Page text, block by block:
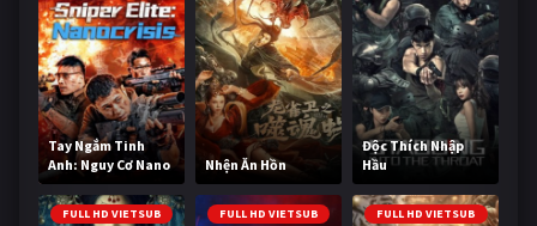
Tay Ngắm Tinh
Anh: Nguy Cơ Nano
Nhện Ăn Hồn
Độc Thích Nhập
Hầu
FULL HD VIETSUB FULL HD VIETSUB FULL HD VIETSUB